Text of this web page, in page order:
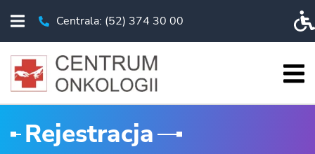
Rozwiń menu
Telefon Centrala: (52) 374 30 00
Centrala: (52) 374 30 00
O NAS
Rejestracja